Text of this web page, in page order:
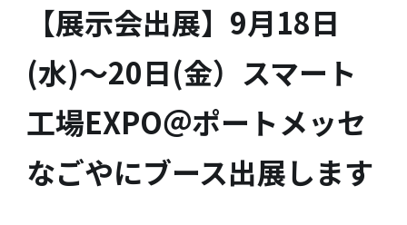
【展示会出展】9月18日
(水)～20日(金）スマート
工場EXPO＠ポートメッセ
なごやにブース出展します